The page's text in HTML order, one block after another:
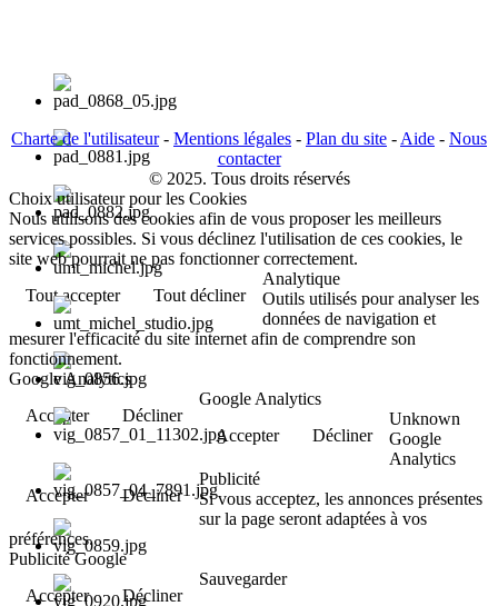
Charte de l'utilisateur- Mentions légales - Plan du site - Aide - Nous
contacter
© 2025. Tous droits réservés
Choix utilisateur pour les Cookies
Nous utilisons des cookies afin de vous proposer les meilleurs
services possibles. Si vous déclinez l'utilisation de ces cookies, le
site web pourrait ne pas fonctionner correctement.
Tout accepter
Tout décliner
Analytique
Outils utilisés pour analyser les
données de navigation et
mesurer l'efficacité du site internet afin de comprendre son
fonctionnement.
Google Analytics
Accepter
Décliner
Google Analytics
Accepter
Décliner
Unknown
Google
Analytics
Accepter
Décliner
Publicité
Si vous acceptez, les annonces présentes
sur la page seront adaptées à vos
préférences.
Publicité Google
Accepter
Décliner
Sauvegarder